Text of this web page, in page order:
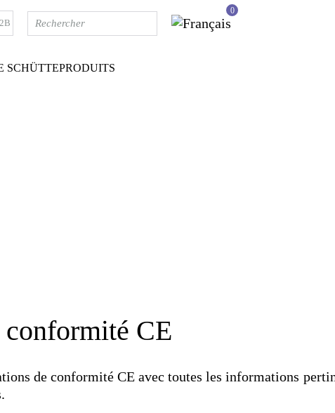
0
SCHÜTTEPRODUITS
CE
de conformité CE avec toutes les informations